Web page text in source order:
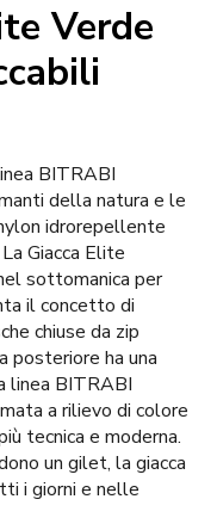
Verde
BITRABI
della natura e le
idrorepellente
Giacca Elite
sottomanica per
il concetto di
chiuse da zip
posteriore ha una
linea BITRABI
a rilievo di colore
tecnica e moderna.
un gilet, la giacca
i giorni e nelle